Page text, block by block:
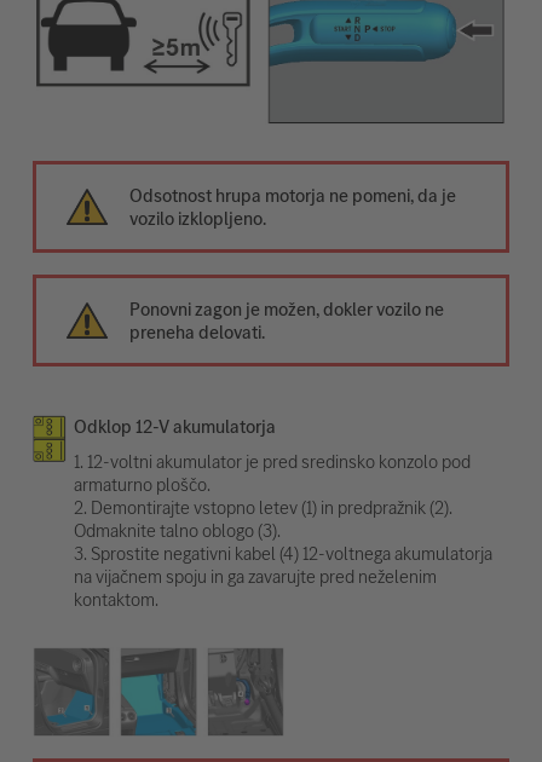
Odsotnost hrupa motorja ne pomeni, da je
vozilo izklopljeno.
Ponovni zagon je možen, dokler vozilo ne
preneha delovati.
Odklop 12-V akumulatorja
1. 12-voltni akumulator je pred sredinsko konzolo pod
armaturno ploščo.
2. Demontirajte vstopno letev (1) in predpražnik (2).
Odmaknite talno oblogo (3).
3. Sprostite negativni kabel (4) 12-voltnega akumulatorja
na vijačnem spoju in ga zavarujte pred neželenim
kontaktom.